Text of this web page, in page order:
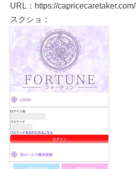
URL：https://capricecaretaker.com/
スクショ：